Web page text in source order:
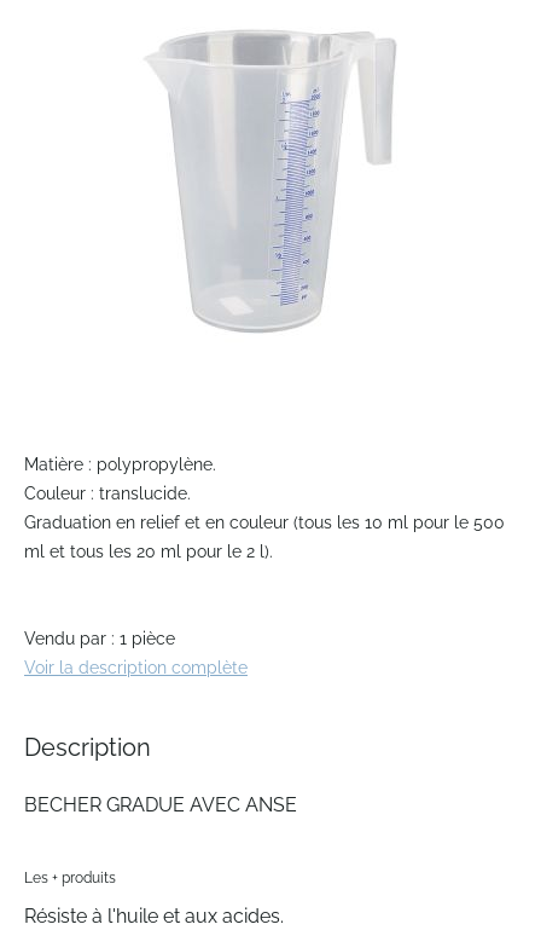
to
the
beginning
of
the
Matière : polypropylène.
Couleur : translucide.
Graduation en relief et en couleur (tous les 10 ml pour le 500
ml et tous les 20 ml pour le 2 l).
Vendu par : 1 pièce
Voir la description complète
Description
BECHER GRADUE AVEC ANSE
Les + produits
Résiste à l'huile et aux acides.